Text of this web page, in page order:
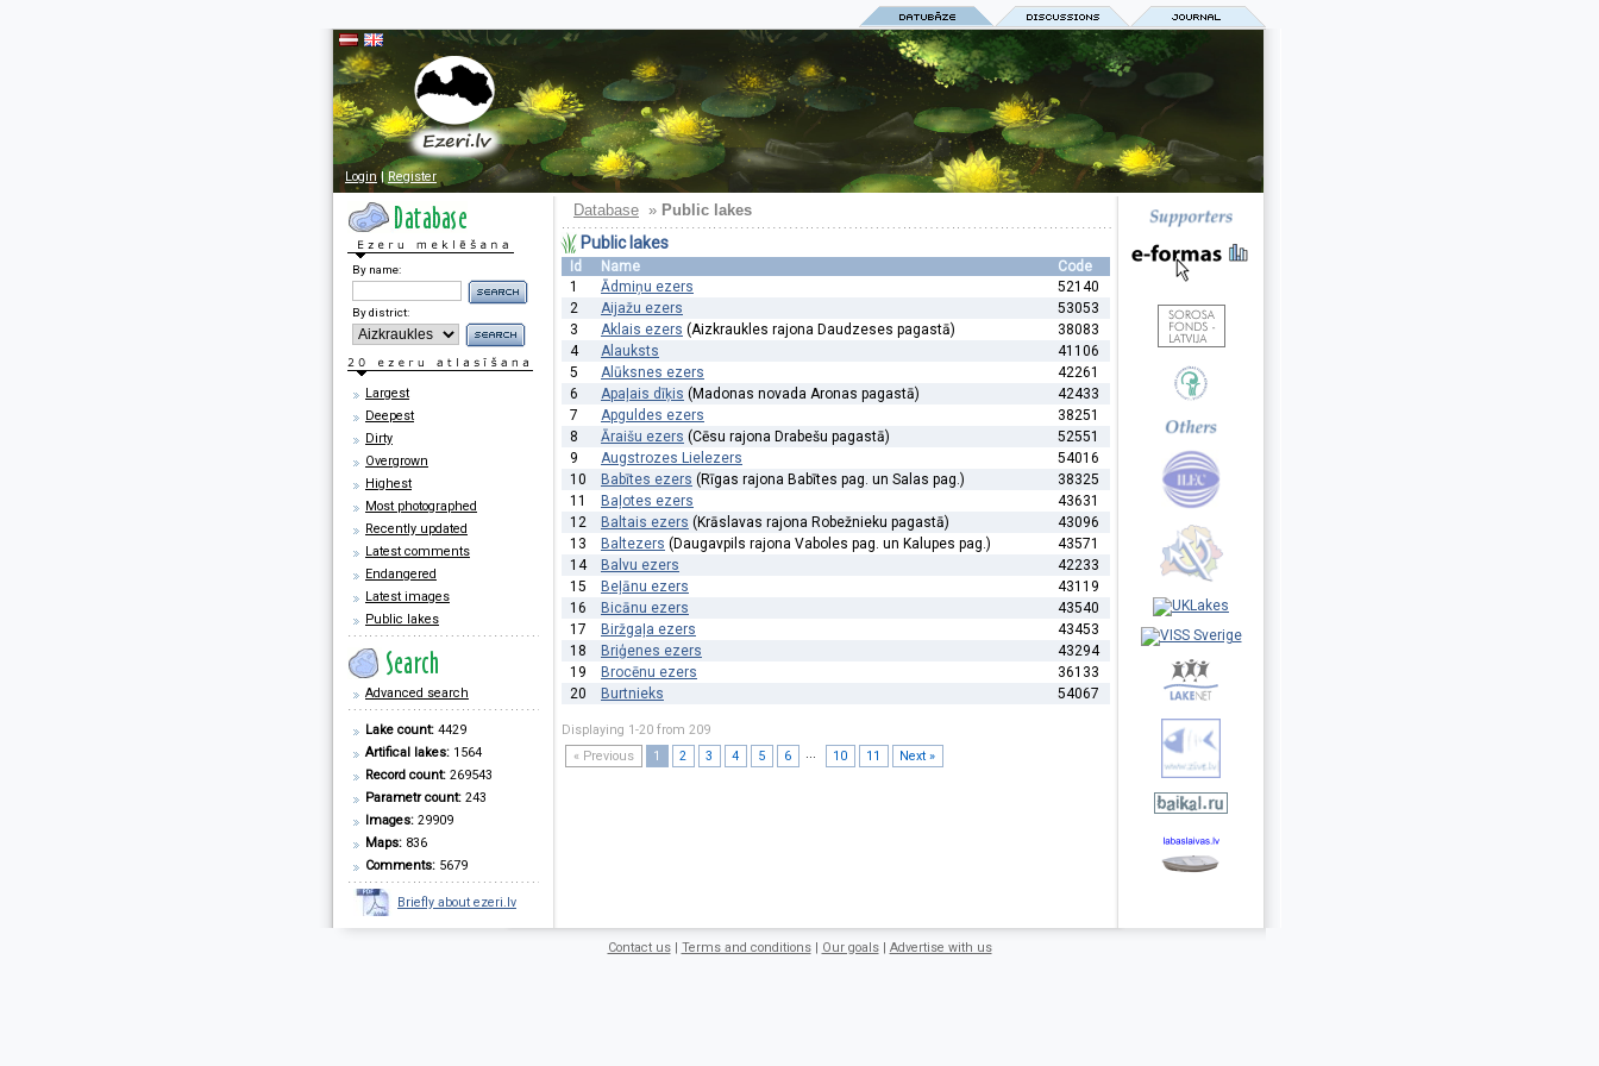
Login|Register
By name:
By district:
Largest
Deepest
Dirty
Overgrown
Highest
Most photographed
Recently updated
Latest comments
Endangered
Latest images
Public lakes
Advanced search
Lake count: 4429
Artifical lakes: 1564
Record count: 269543
Parametr count: 243
Images: 29909
Maps: 836
Comments: 5679
Briefly about ezeri.lv
Database » Public lakes
Public lakes
Id Name
Code
1
Ādmiņu ezers
52140
2
Aijažu ezers
53053
3
Aklais ezers (Aizkraukles rajona Daudzeses pagastā)
38083
4
Alauksts
41106
5
Alūksnes ezers
42261
6
Apaļais dīķis (Madonas novada Aronas pagastā)
42433
7
Apguldes ezers
38251
8
Āraišu ezers (Cēsu rajona Drabešu pagastā)
52551
9
Augstrozes Lielezers
54016
10
Babītes ezers (Rīgas rajona Babītes pag. un Salas pag.)
38325
11
Baļotes ezers
43631
12
Baltais ezers (Krāslavas rajona Robežnieku pagastā)
43096
13
Baltezers (Daugavpils rajona Vaboles pag. un Kalupes pag.)
43571
14
Balvu ezers
42233
15
Beļānu ezers
43119
16
Bicānu ezers
43540
17
Biržgaļa ezers
43453
18
Briģenes ezers
43294
19
Brocēnu ezers
36133
20
Burtnieks 54067
Displaying 1-20 from 209
« Previous
1 2 3 4 5 6 ... 10 11 Next »
Contact us| Terms and conditions| Our goals| Advertise with us